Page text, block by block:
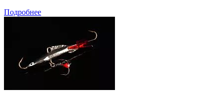
Подробнее